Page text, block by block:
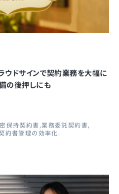
ウドサインで契約業務を大幅に
の後押しにも
保持契約書 業務委託契約書
約書管理の効率化